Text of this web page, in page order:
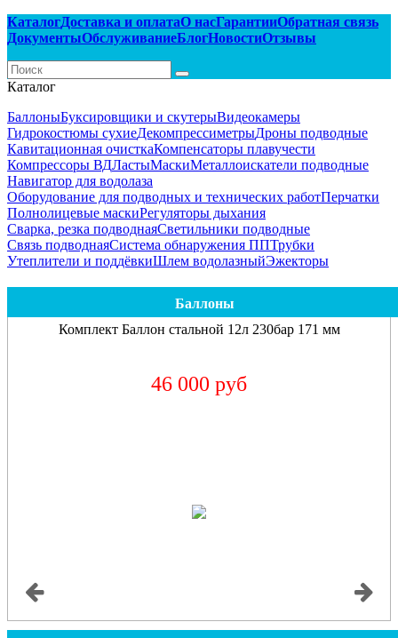
КаталогДоставка и оплатаО насГарантииОбратная связь
ДокументыОбслуживаниеБлогНовостиОтзывы
Каталог
БаллоныБуксировщики и скутерыВидеокамеры
Гидрокостюмы сухиеДекомпрессиметрыДроны подводные
Кавитационная очисткаКомпенсаторы плавучести
Компрессоры ВДЛастыМаскиМеталлоискатели подводные
Навигатор для водолаза
Оборудование для подводных и технических работПерчатки
Полнолицевые маскиРегуляторы дыхания
Сварка, резка подводнаяСветильники подводные
Связь подводнаяСистема обнаружения ППТрубки
Утеплители и поддёвкиШлем водолазныйЭжекторы
Баллоны
Комплект Баллон стальной 12л 230бар 171 мм
46 000 руб